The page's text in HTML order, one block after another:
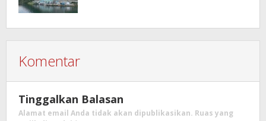
Komentar
Tinggalkan Balasan
Alamat email Anda tidak akan dipublikasikan. Ruas yang